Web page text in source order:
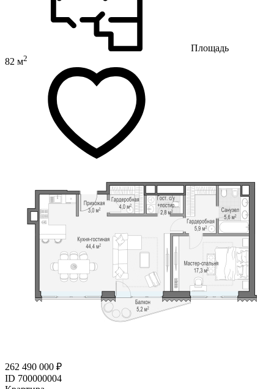
Площадь
82 м2
262 490 000 ₽
ID 700000004